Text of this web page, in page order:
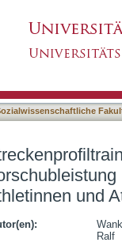
und
Ralf